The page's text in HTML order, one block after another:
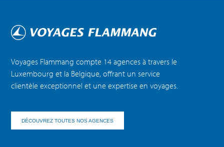
Voyages Flammang compte 14 agences à travers le
Luxembourg et la Belgique, offrant un service
clientèle exceptionnel et une expertise en voyages.
DÉCOUVREZ TOUTES NOS AGENCES